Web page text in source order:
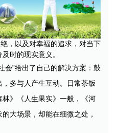
，以及对幸福的追求，对当下
时的现实意义。
会”给出了自己的解决方案：鼓
多与人产生互动。日常茶饭
》《人生果实》一般，《河
大场景，却能在细微之处，